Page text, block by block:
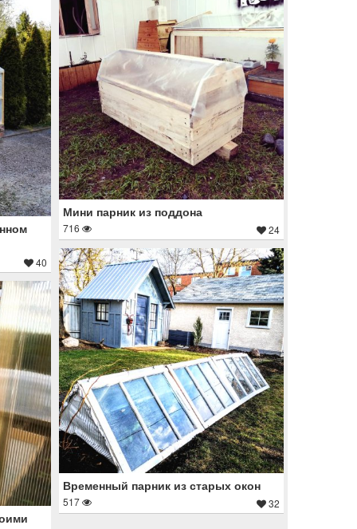
40
Мини парник из поддона
716 24
Временный парник из старых окон
517 32